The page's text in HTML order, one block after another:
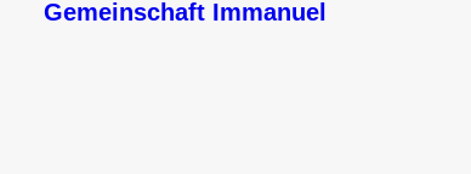
Gemeinschaft Immanuel